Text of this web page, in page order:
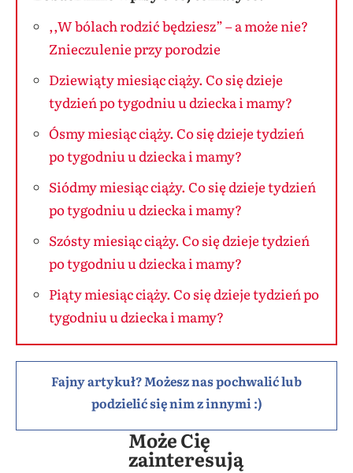
,,W bólach rodzić będziesz” – a może nie?
Znieczulenie przy porodzie
Dziewiąty miesiąc ciąży. Co się dzieje
tydzień po tygodniu u dziecka i mamy?
Ósmy miesiąc ciąży. Co się dzieje tydzień
po tygodniu u dziecka i mamy?
Siódmy miesiąc ciąży. Co się dzieje tydzień
po tygodniu u dziecka i mamy?
Szósty miesiąc ciąży. Co się dzieje tydzień
po tygodniu u dziecka i mamy?
Piąty miesiąc ciąży. Co się dzieje tydzień po
tygodniu u dziecka i mamy?
Fajny artykuł? Możesz nas pochwalić lub
podzielić się nim z innymi :)
Może Cię
zainteresują